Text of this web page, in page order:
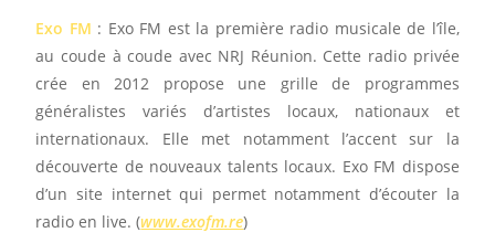
Exo FM : Exo FM est la première radio musicale de l’île,
au coude à coude avec NRJ Réunion. Cette radio privée
crée en 2012 propose une grille de programmes
généralistes variés d’artistes locaux, nationaux et
internationaux. Elle met notamment l’accent sur la
découverte de nouveaux talents locaux. Exo FM dispose
d’un site internet qui permet notamment d’écouter la
radio en live. (www.exofm.re)